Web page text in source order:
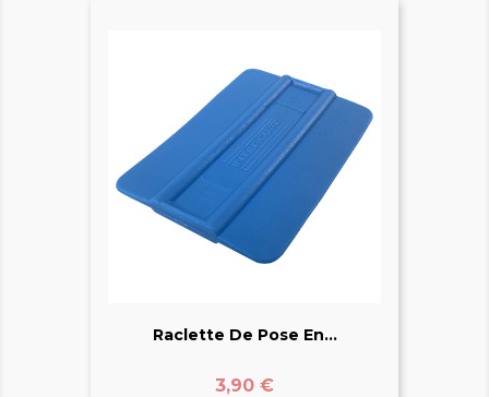
Raclette De Pose En...
Prix
3,90 €